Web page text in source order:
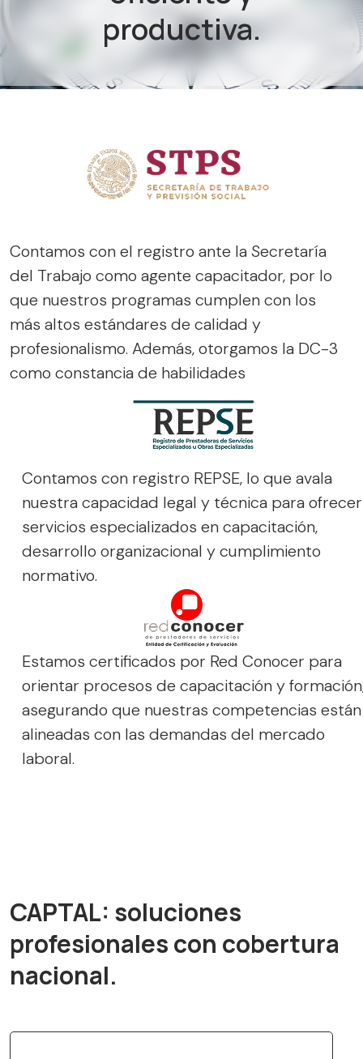
productiva.
Contamos con el registro ante la Secretaría
del Trabajo como agente capacitador, por lo
que nuestros programas cumplen con los
más altos estándares de calidad y
profesionalismo. Además, otorgamos la DC-3
como constancia de habilidades
Contamos con registro REPSE, lo que avala
nuestra capacidad legal y técnica para ofrecer
servicios especializados en capacitación,
desarrollo organizacional y cumplimiento
normativo.
Estamos certificados por Red Conocer para
orientar procesos de capacitación y
asegurando que nuestras competencias están
alineadas con las demandas del mercado
laboral.
CAPTAL: soluciones
profesionales con cobertura
nacional.